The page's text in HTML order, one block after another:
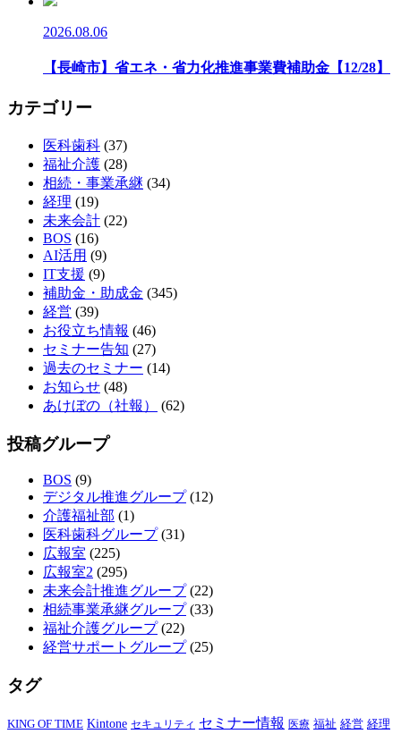
2026.08.06
【長崎市】省エネ・省力化推進事業費補助金【12/28】
カテゴリー
医科歯科 (37)
福祉介護 (28)
相続・事業承継 (34)
経理 (19)
未来会計 (22)
BOS (16)
AI活用 (9)
IT支援 (9)
補助金・助成金 (345)
経営 (39)
お役立ち情報 (46)
セミナー告知 (27)
過去のセミナー (14)
お知らせ (48)
あけぼの（社報）
(62)
投稿グループ
BOS (9)
デジタル推進グループ(12)
介護福祉部 (1)
医科歯科グループ(31)
広報室 (225)
広報室2 (295)
未来会計推進グループ(22)
相続事業承継グループ(33)
福祉介護グループ(22)
経営サポートグループ(25)
タグ
KING OF TIME Kintone セキュリティ セミナー情報 医療 福祉 経営 経理